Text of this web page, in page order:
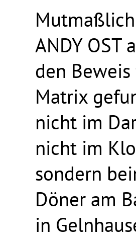
ANDY OST
den
Matrix
nicht im
nicht im
sondern
Döner am
in